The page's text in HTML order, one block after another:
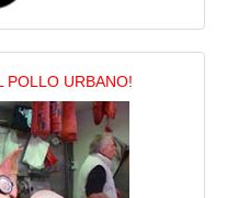
POLLO URBANO!